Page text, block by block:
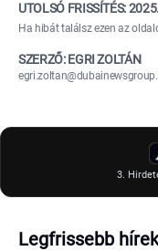
UTOLSÓ FRISSÍTÉS:
Ha hibát találsz ezen az
SZERZŐ: EGRI ZOLTÁN
3.
Legfrissebb hírek